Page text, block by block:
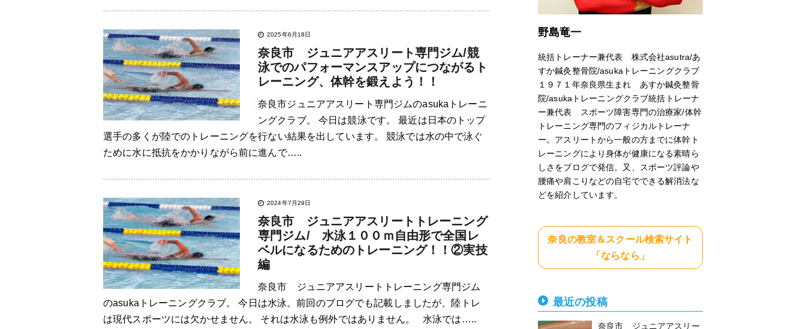
2025年6月18日
奈良市 ジュニアアスリート専門ジム/競
泳でのパフォーマンスアップにつながるト
レーニング、体幹を鍛えよう！！
奈良市ジュニアアスリート専門ジムのasukaトレーニ
ングクラブ。 今日は競泳です。 最近は日本のトップ
選手の多くが陸でのトレーニングを行ない結果を出しています。 競泳では水の中で泳ぐ
ために水に抵抗をかかりながら前に進んで…..
2024年7月29日
奈良市 ジュニアアスリートトレーニング
専門ジム/ 水泳１００ｍ自由形で全国レ
ベルになるためのトレーニング！！②実技
編
奈良市 ジュニアアスリートトレーニング専門ジム
のasukaトレーニングクラブ。 今日は水泳。前回のブログでも記載しましたが、陸トレ
は現代スポーツには欠かせません。 それは水泳も例外ではありません。 水泳では…..
野島竜一
統括トレーナー兼代表 株式会社asutra/あ
すか鍼灸整骨院/asukaトレーニングクラブ
１９７１年奈良県生まれ あすか鍼灸整骨
院/asukaトレーニングクラブ統括トレーナ
ー兼代表 スポーツ障害専門の治療家/体幹
トレーニング専門のフィジカルトレーナ
ー。アスリートから一般の方までに体幹ト
レーニングにより身体が健康になる素晴ら
しさをブログで発信。又、スポーツ評論や
腰痛や肩こりなどの自宅でできる解消法な
どを紹介しています。
奈良の教室＆スクール検索サイト
「ならなら」
最近の投稿
奈良市 ジュニアアスリー